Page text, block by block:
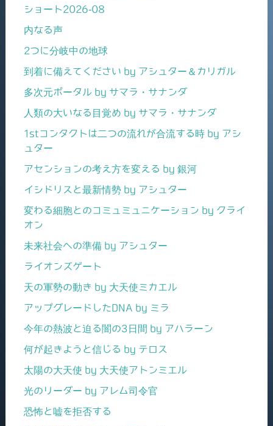
ショート2026-08
内なる声
2つに分岐中の地球
到着に備えてください by アシュター＆カリガル
多次元ポータル by サマラ・サナンダ
人類の大いなる目覚め by サマラ・サナンダ
1stコンタクトは二つの流れが合流する時 by アシ
ュター
アセンションの考え方を変える by 銀河
イシドリスと最新情勢 by アシュター
変わる細胞とのコミュミュニケーション by クライ
オン
未来社会への準備 by アシュター
ライオンズゲート
天の軍勢の動き by 大天使ミカエル
アップグレードしたDNA by ミラ
今年の熱波と迫る闇の3日間 by アハラーン
何が起きようと信じる by テロス
太陽の大天使 by 大天使アトンミエル
光のリーダー by アレム司令官
恐怖と嘘を拒否する